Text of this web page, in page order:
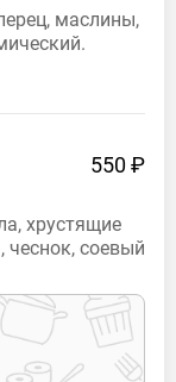
маслины,
550 ₽
хрустящие
чеснок, соевый